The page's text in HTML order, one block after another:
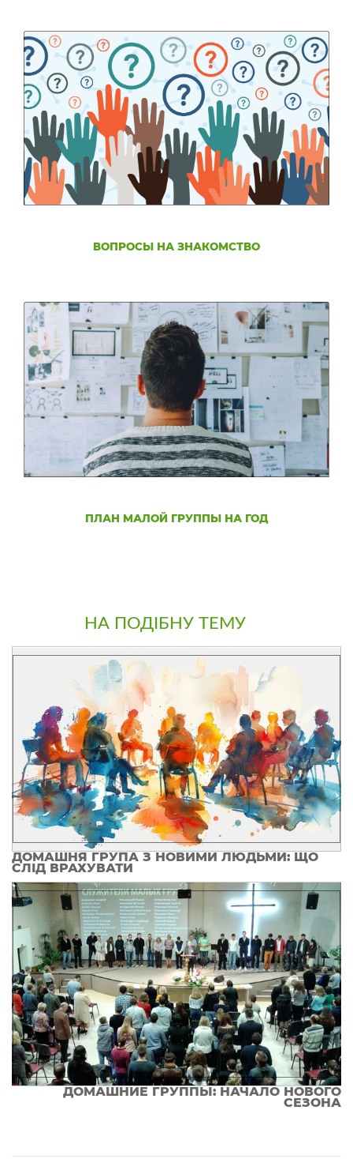
ВОПРОСЫ НА ЗНАКОМСТВО
ПЛАН МАЛОЙ ГРУППЫ НА ГОД
НА ПОДІБНУ ТЕМУ
ДОМАШНЯ ГРУПА З НОВИМИ ЛЮДЬМИ: ЩО
СЛІД ВРАХУВАТИ
ДОМАШНИЕ ГРУППЫ: НАЧАЛО НОВОГО
СЕЗОНА